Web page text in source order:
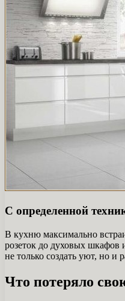
С определенной
В кухню максимально
розеток до духовых шкафов
не только создать уют, но и
Что потеряло